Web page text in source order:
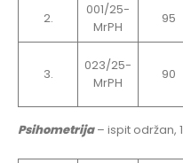
2.
001/25-
MrPH
95
3.
023/25-
MrPH
90
Psihometrija– ispit održan,